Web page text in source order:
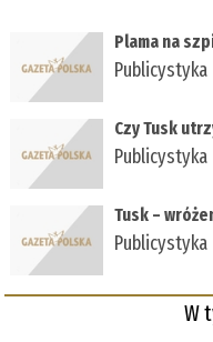
Plama na
Publicystyka
Czy Tusk
Publicystyka
Tusk –
Publicystyka
W